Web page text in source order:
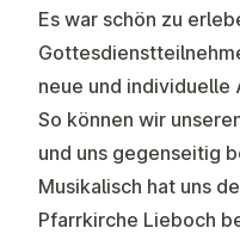
Es war schön zu
neue und individuelle
So können wir
und uns gegenseitig
Musikalisch hat uns
Pfarrkirche Lieboch